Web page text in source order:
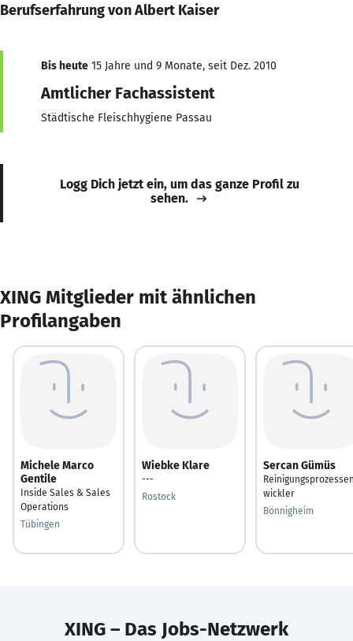
Berufserfahrung von Albert Kaiser
Bis heute 15 Jahre und 9 Monate, seit Dez. 2010
Amtlicher Fachassistent
Städtische Fleischhygiene Passau
Logg Dich jetzt ein, um das ganze Profil zu
sehen.
XING Mitglieder mit ähnlichen
Profilangaben
Michele Marco
Gentile
Inside Sales & Sales
Operations
Tübingen
Wiebke Klare
---
Rostock
Sercan Gümüs
wickler
Bönnigheim
XING – Das Jobs-Netzwerk